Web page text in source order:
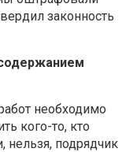
законность
необходимо
кого-то, кто
нельзя, подрядчик